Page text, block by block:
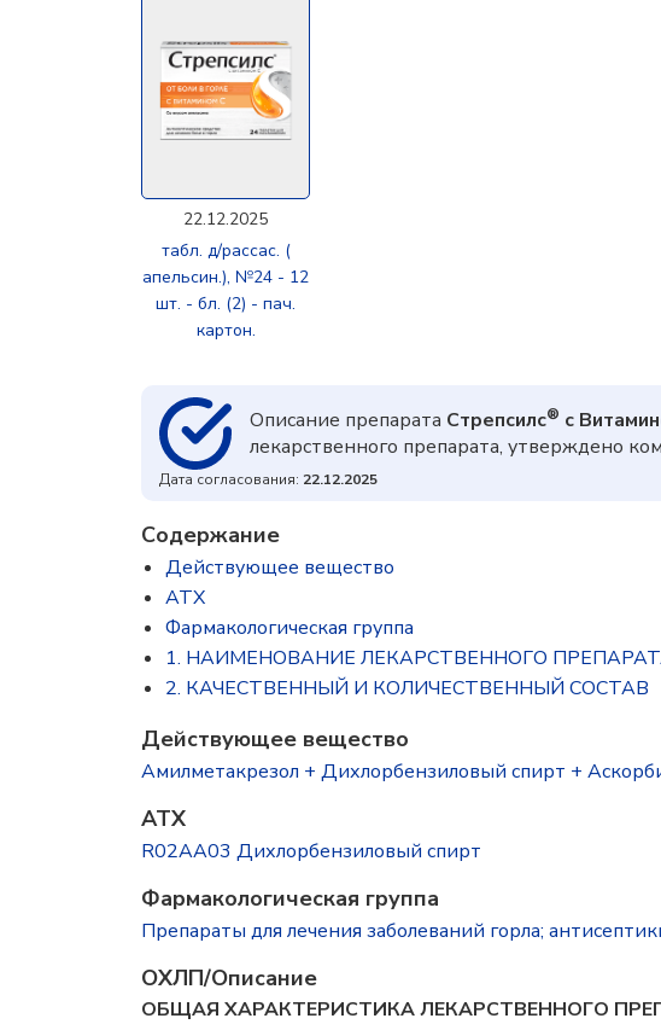
22.12.2025
табл. д/рассас. (
апельсин.), №24 - 12
шт. - бл. (2) - пач.
картон.
Описание препарата Стрепсилс® с
лекарственного препарата, утверждено
Дата согласования: 22.12.2025
Содержание
Действующее вещество
ATX
Фармакологическая группа
1. НАИМЕНОВАНИЕ ЛЕКАРСТВЕННОГО
2. КАЧЕСТВЕННЫЙ И КОЛИЧЕСТВЕННЫЙ СОСТАВ
Действующее вещество
Амилметакрезол + Дихлорбензиловый спирт +
ATX
R02AA03 Дихлорбензиловый спирт
Фармакологическая группа
Препараты для лечения заболеваний горла;
ОХЛП/Описание
ОБЩАЯ ХАРАКТЕРИСТИКА ЛЕКАРСТВЕННОГО